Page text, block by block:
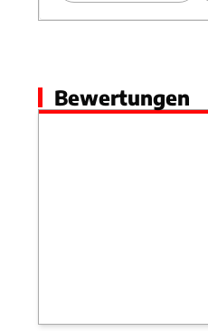
Bewertungen